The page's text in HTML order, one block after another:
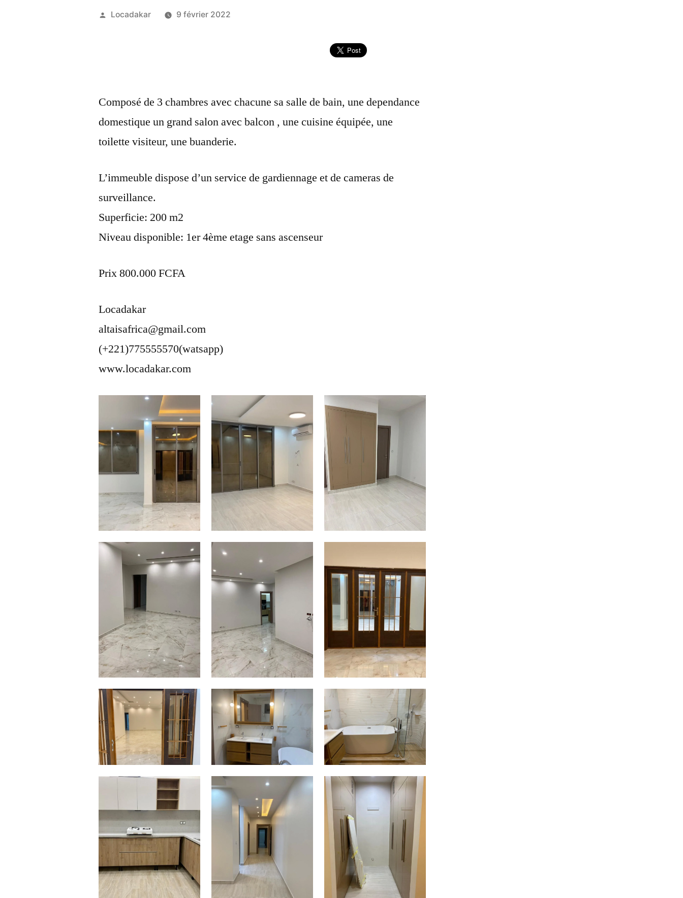
Publié
Locadakar 9 février 2022
Composé de 3 chambres avec chacune sa salle de bain, une dependance
domestique un grand salon avec balcon , une cuisine équipée, une
toilette visiteur, une buanderie.
L’immeuble dispose d’un service de gardiennage et de cameras de
surveillance.
Superficie: 200 m2
Niveau disponible: 1er 4ème etage sans ascenseur
Prix 800.000 FCFA
Locadakar
altaisafrica@gmail.com
(+221)775555570(watsapp)
www.locadakar.com